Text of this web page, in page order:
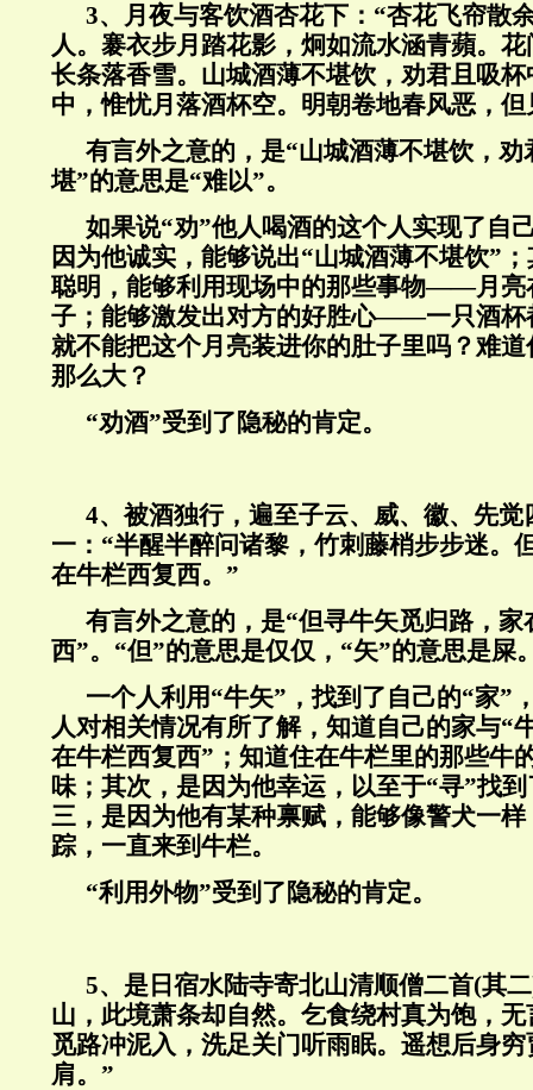
3、月夜与客饮酒杏花下：“杏花飞帘散
人。褰衣步月踏花影，炯如流水涵青蘋。
长条落香雪。山城酒薄不堪饮，劝君且吸
中，惟忧月落酒杯空。明朝卷地春风恶，
有言外之意的，是“山城酒薄不堪饮，劝
堪”的意思是“难以”。
如果说“劝”他人喝酒的这个人实现了自
因为他诚实，能够说出“山城酒薄不堪饮”
聪明，能够利用现场中的那些事物——月亮
子；能够激发出对方的好胜心——一只酒杯
就不能把这个月亮装进你的肚子里吗？难
那么大？
“劝酒”受到了隐秘的肯定。
4、被酒独行，遍至子云、威、徽、先觉
一：“半醒半醉问诸黎，竹刺藤梢步步迷。
在牛栏西复西。”
有言外之意的，是“但寻牛矢觅归路，家
西”。“但”的意思是仅仅，“矢”的意思是屎
一个人利用“牛矢”，找到了自己的“家”
人对相关情况有所了解，知道自己的家与
在牛栏西复西”；知道住在牛栏里的那些牛
味；其次，是因为他幸运，以至于“寻”找
三，是因为他有某种禀赋，能够像警犬一
踪，一直来到牛栏。
“利用外物”受到了隐秘的肯定。
5、是日宿水陆寺寄北山清顺僧二首(其二
山，此境萧条却自然。乞食绕村真为饱，
觅路冲泥入，洗足关门听雨眠。遥想后身
肩。 ”